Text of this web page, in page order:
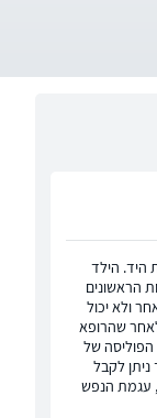
היד. הילד
במהלך 3 השבועות הראשונים
ולא יכול
שהרופא
של
לקבל
עגמת הנפש